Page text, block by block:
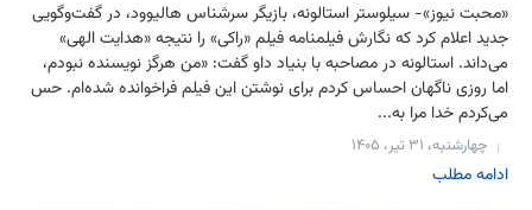
«محبت نیوز»- سیلوستر استالونه، بازیگر سرشناس هالیوود، در گفت‌وگویی
جدید اعلام کرد که نگارش فیلمنامه فیلم «راکی» را نتیجه «هدایت الهی»
می‌داند. استالونه در مصاحبه با بنیاد داو گفت: «من هرگز نویسنده نبودم،
اما روزی ناگهان احساس کردم برای نوشتن این فیلم فراخوانده شده‌ام. حس
می‌کردم خدا مرا به...
چهارشنبه، ۳۱ تیر، ۱۴۰۵
ادامه مطلب